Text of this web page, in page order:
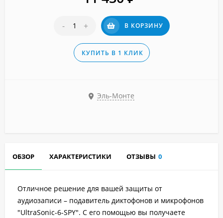
- + В КОРЗИНУ
КУПИТЬ В 1 КЛИК
Эль-Монте
ОБЗОР ХАРАКТЕРИСТИКИ ОТЗЫВЫ 0
Отличное решение для вашей защиты от
аудиозаписи – подавитель диктофонов и микрофонов
"UltraSonic-6-SPY". С его помощью вы получаете